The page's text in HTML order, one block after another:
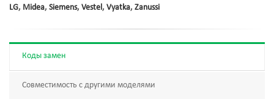
LG, Midea, Siemens, Vestel, Vyatka, Zanussi
Коды замен
Совместимость с другими моделями